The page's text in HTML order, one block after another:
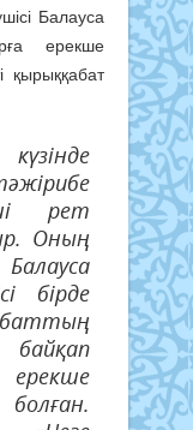
Балауса
ерекше
қырыққабат
рет
Оның
бірде